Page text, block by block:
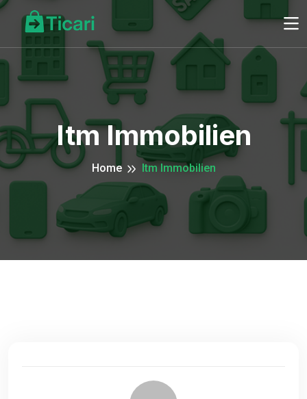
Itm Immobilien
Home Itm Immobilien